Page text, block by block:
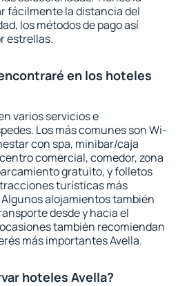
fácilmente la distancia del
los métodos de pago así
estrellas.
en los hoteles
varios servicios e
Los más comunes son Wi-
con spa, minibar/caja
comercial, comedor, zona
gratuito, y folletos
turísticas más
alojamientos también
desde y hacia el
también recomiendan
más importantes Avella.
hoteles Avella?